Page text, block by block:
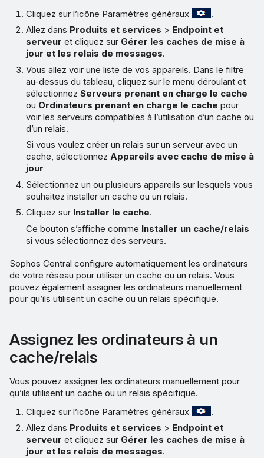
Cliquez sur l’icône Paramètres généraux
.
Allez dans Produits et services > Endpoint et
serveur et cliquez sur Gérer les caches de mise à
jour et les relais de messages.
Vous allez voir une liste de vos appareils. Dans le filtre
au-dessus du tableau, cliquez sur le menu déroulant et
sélectionnezServeurs prenant en charge le cache
ou Ordinateurs prenant en charge le cache pour
voir les serveurs compatibles à l’utilisation d’un cache ou
d’un relais.
Si vous voulez créer un relais sur un serveur avec un
cache, sélectionnezAppareils avec cache de mise à
jour
Sélectionnez un ou plusieurs appareils sur lesquels vous
souhaitez installer un cache ou un relais.
Cliquez sur Installer le cache.
Ce bouton s’affiche comme Installer un cache/relais
si vous sélectionnez des serveurs.
Sophos Central configure automatiquement les ordinateurs
de votre réseau pour utiliser un cache ou un relais. Vous
pouvez également assigner les ordinateurs manuellement
pour qu’ils utilisent un cache ou un relais spécifique.
Assignez les ordinateurs à un
cache/relais
Vous pouvez assigner les ordinateurs manuellement pour
qu’ils utilisent un cache ou un relais spécifique.
Cliquez sur l’icône Paramètres généraux
.
Allez dans Produits et services > Endpoint et
serveur et cliquez sur Gérer les caches de mise à
jour et les relais de messages.